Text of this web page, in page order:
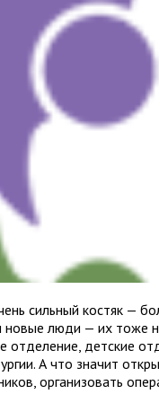
силь­ный костяк —
новые люди — их тоже
отде­ле­ние, дет­ские
А что зна­чит
орга­ни­зо­вать